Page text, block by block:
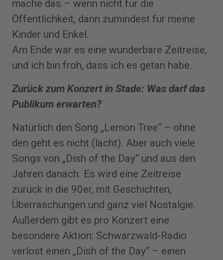
mache das – wenn nicht für die
Öffentlichkeit, dann zumindest für meine
Kinder und Enkel.
Am Ende war es eine wunderbare Zeitreise,
und ich bin froh, dass ich es getan habe.
Zurück zum Konzert in Stade: Was darf das
Publikum erwarten?
Natürlich den Song „Lemon Tree“ – ohne
den geht es nicht (lacht). Aber auch viele
Songs von „Dish of the Day“ und aus den
Jahren danach. Es wird eine Zeitreise
zurück in die 90er, mit Geschichten,
Überraschungen und ganz viel Nostalgie.
Außerdem gibt es pro Konzert eine
besondere Aktion: Schwarzwald-Radio
verlost einen „Dish of the Day“ – einen